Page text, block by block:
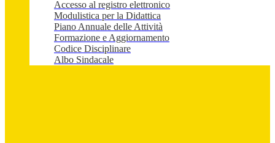
Accesso al registro elettronico
Modulistica per la Didattica
Piano Annuale delle Attività
Formazione e Aggiornamento
Codice Disciplinare
Albo Sindacale